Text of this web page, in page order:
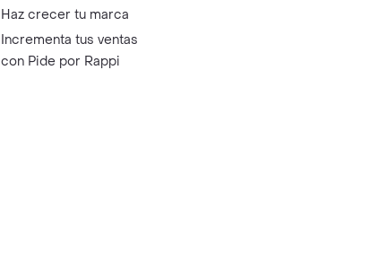
Haz crecer tu marca
Incrementa tus ventas
con Pide por Rappi